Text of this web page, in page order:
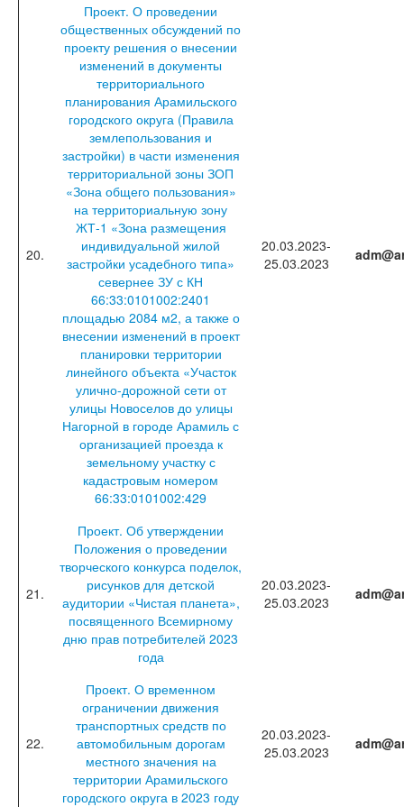
20.
Проект. О проведении
общественных обсуждений по
проекту решения о внесении
изменений в документы
территориального
планирования Арамильского
городского округа (Правила
землепользования и
застройки) в части изменения
территориальной зоны ЗОП
«Зона общего пользования»
на территориальную зону
ЖТ-1 «Зона размещения
индивидуальной жилой
застройки усадебного типа»
севернее ЗУ с КН
66:33:0101002:2401
площадью 2084 м2, а также о
внесении изменений в проект
планировки территории
линейного объекта «Участок
улично-дорожной сети от
улицы Новоселов до улицы
Нагорной в городе Арамиль с
организацией проезда к
земельному участку с
кадастровым номером
66:33:0101002:429
20.03.2023-
25.03.2023
21.
Проект. Об утверждении
Положения о проведении
творческого конкурса поделок,
рисунков для детской
аудитории «Чистая планета»,
посвященного Всемирному
дню прав потребителей 2023
года
20.03.2023-
25.03.2023
22.
Проект. О временном
ограничении движения
транспортных средств по
автомобильным дорогам
местного значения на
территории Арамильского
городского округа в 2023 году
20.03.2023-
25.03.2023